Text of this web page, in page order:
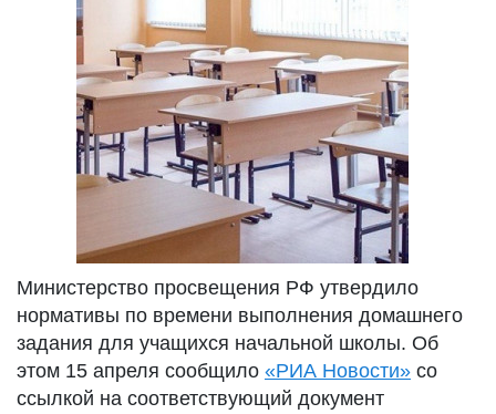
Министерство просвещения РФ утвердило
нормативы по времени выполнения домашнего
задания для учащихся начальной школы. Об
этом 15 апреля сообщило «РИА Новости» со
ссылкой на соответствующий документ